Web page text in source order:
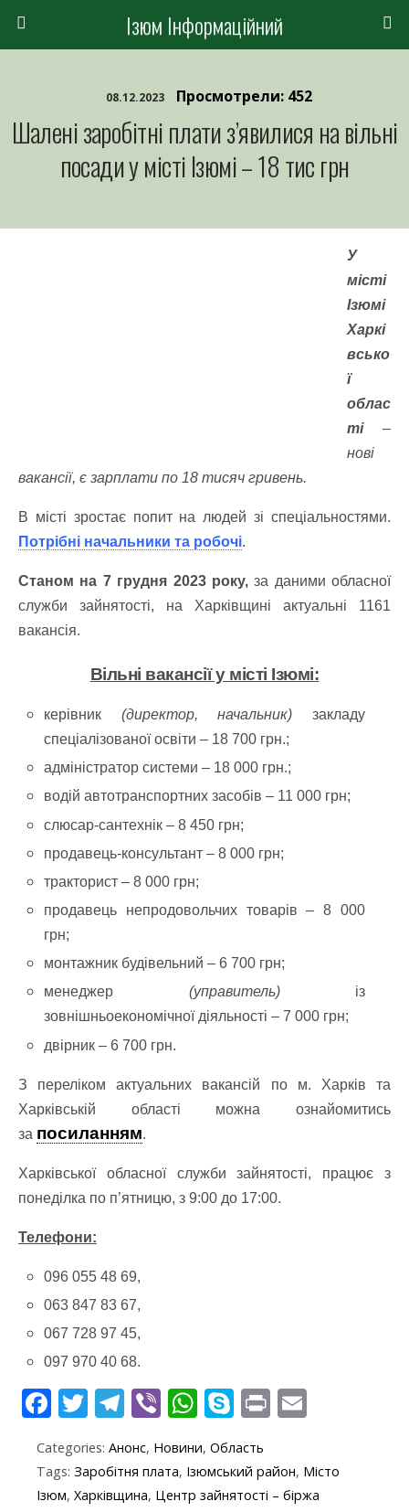
Ізюм Інформаційний
08.12.2023 Просмотрели: 452
Шалені заробітні плати з’явилися на вільні
посади у місті Ізюмі – 18 тис грн
У
місті
Ізюмі
Харкі
всько
ї
облас
ті–
нові
вакансії, є зарплати по 18 тисяч гривень.
В місті зростає попит на людей зі спеціальностями.
Потрібні начальники та робочі.
Станом на 7 грудня 2023 року,за даними обласної
служби зайнятості, на Харківщині актуальні 1161
вакансія.
Вільні вакансіїу місті Ізюмі:
керівник (директор, начальник) закладу
спеціалізованої освіти – 18 700 грн.;
адміністратор системи – 18 000 грн.;
водій автотранспортних засобів – 11 000 грн;
слюсар-сантехнік – 8 450 грн;
продавець-консультант – 8 000 грн;
тракторист – 8 000 грн;
продавець непродовольчих товарів – 8 000
грн;
монтажник будівельний – 6 700 грн;
менеджер (управитель)із
зовнішньоекономічної діяльності – 7 000 грн;
двірник – 6 700 грн.
З переліком актуальних вакансій по м. Харків та
Харківській області можна ознайомитись
за посиланням.
Харківської обласної служби зайнятості, працює з
понеділка по п’ятницю, з 9:00 до 17:00.
Телефони:
096 055 48 69,
063 847 83 67,
067 728 97 45,
097 970 40 68.
F
e
b
T
itt
er
T
e
gr
Vi
er
W
at
s
S
y
p
Pr
t ai
l
Categories: Анонс, Новини, Область
Tags: Заробітня плата, Ізюмський район, Місто
Ізюм, Харківщина, Центр зайнятості – біржа